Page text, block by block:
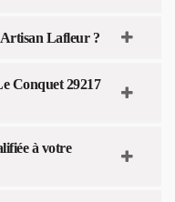
Lafleur ?
Conquet 29217
à votre